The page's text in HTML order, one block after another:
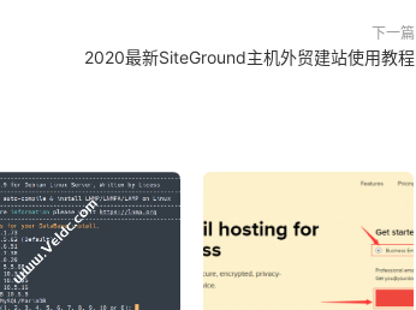
下一篇
2020最新SiteGround主机外贸建站使用教程